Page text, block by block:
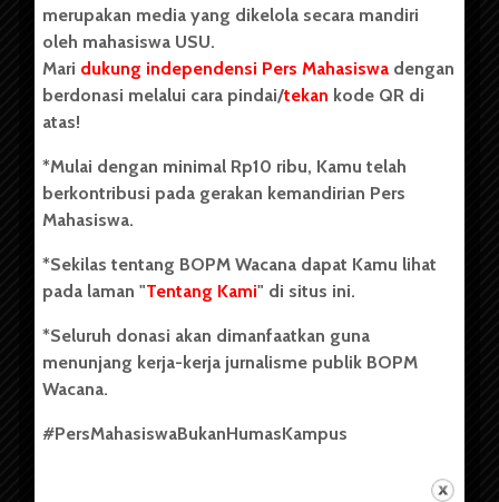
Copyright © 2023. All rights reserved BOPM WACANA.
Badan Otonom Pers Mahasiswa (BOPM) Wacana merupakan
pers mahasiswa yang berdiri di luar kampus dan dikelola
(USU). Sebelumnya BOPM Wacana merupakan salah satu
Unit Kegiatan Mahasiswa (UKM) di Universitas Sumatera
berdiri pada 1 Juli 1995.
Tentang Kami
merupakan media yang dikelola secara mandiri
oleh mahasiswa USU.
Mari dukung independensi Pers Mahasiswa dengan
berdonasi melalui cara pindai/tekan kode QR di
atas!
*Mulai dengan minimal Rp10 ribu, Kamu telah
berkontribusi pada gerakan kemandirian Pers
Mahasiswa.
*Sekilas tentang BOPM Wacana dapat Kamu lihat
pada laman "Tentang Kami" di situs ini.
*Seluruh donasi akan dimanfaatkan guna
menunjang kerja-kerja jurnalisme publik BOPM
Wacana.
#PersMahasiswaBukanHumasKampus